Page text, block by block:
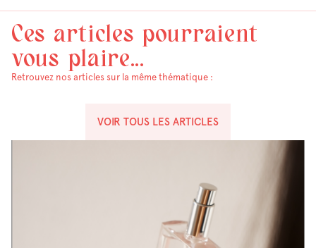
Ces articles pourraient
vous plaire...
Retrouvez nos articles sur la même thématique :
VOIR TOUS LES ARTICLES